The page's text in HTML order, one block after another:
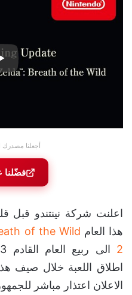
أجعلنا مصدرك
اعلنت شركة نينتندو قبل
هذا العام of the Wild
2
الاعلان اعتذار مباشر